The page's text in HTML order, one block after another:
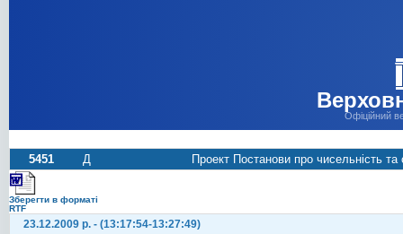
Офіційний
5451 Д Проект Постанови про чисельність та
Зберегти в форматі
RTF
23.12.2009 р. - (13:17:54-13:27:49)